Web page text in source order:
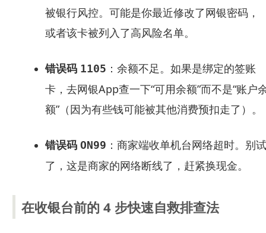
被银行风控。可能是你最近修改了网银密码，
或者该卡被列入了高风险名单。
错误码 1105 ：余额不足。如果是绑定的签账
卡，去网银App查一下“可用余额”而不是“账户
额”（因为有些钱可能被其他消费预扣走了）。
错误码 ON99 ：商家端收单机台网络超时。别试
了，这是商家的网络断线了，赶紧换现金。
在收银台前的 4 步快速自救排查法